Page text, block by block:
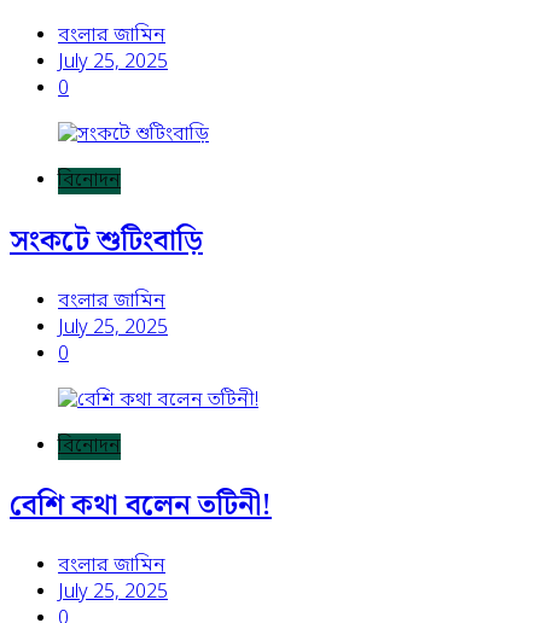
বংলার জামিন
July 25, 2025
0
বিনোদন
সংকটে শুটিংবাড়ি
বংলার জামিন
July 25, 2025
0
বিনোদন
বেশি কথা বলেন তটিনী!
বংলার জামিন
July 25, 2025